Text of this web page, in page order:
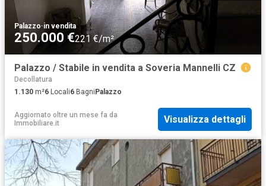
Palazzo·in vendita
250.000 €221 €/m²
Palazzo / Stabile in vendita a Soveria Mannelli CZ
Decollatura
1.130 m²6 Locali6 BagniPalazzo
Aggiornato oltre un mese fa da
Immobiliare.it
Visualizza dettagli